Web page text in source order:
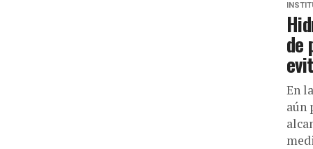
de
En
aún